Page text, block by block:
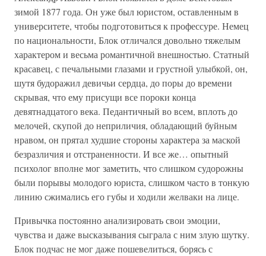
зимой 1877 года. Он уже был юристом, оставленным в
университете, чтобы подготовиться к профессуре. Немец
по национальности, Блок отличался довольно тяжелым
характером и весьма романтичной внешностью. Статный
красавец, с печальными глазами и грустной улыбкой, он,
шутя будоражил девичьи сердца, до поры до времени
скрывая, что ему присущи все пороки конца
девятнадцатого века. Педантичный во всем, вплоть до
мелочей, скупой до неприличия, обладающий буйным
нравом, он прятал худшие стороны характера за маской
безразличия и отстраненности. И все же… опытный
психолог вполне мог заметить, что слишком судорожны
были порывы молодого юриста, слишком часто в тонкую
линию сжимались его губы и ходили желваки на лице.
Привычка постоянно анализировать свои эмоции,
чувства и даже высказывания сыграла с ним злую шутку.
Блок подчас не мог даже пошевелиться, борясь с